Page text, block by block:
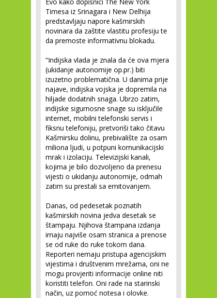
Timesa iz Srinagara i New Delhija
predstavljaju napore kašmirskih
novinara da zaštite vlastitu profesiju te
da premoste informativnu blokadu.
“Indijska vlada je znala da će ova mjera
(ukidanje autonomije op.pr.) biti
izuzetno problematična. U danima prije
najave, indijska vojska je dopremila na
hiljade dodatnih snaga. Ubrzo zatim,
indijske sigurnosne snage su isključile
internet, mobilni telefonski servis i
fiksnu telefoniju, pretvoriši tako čitavu
Kašmirsku dolinu, prebivalište za osam
miliona ljudi, u potpuni komunikacijski
mrak i izolaciju. Televizijski kanali,
kojima je bilo dozvoljeno da prenesu
vijesti o ukidanju autonomije, odmah
zatim su prestali sa emitovanjem.
Danas, od pedesetak poznatih
kašmirskih novina jedva desetak se
štampaju. Njihova štampana izdanja
imaju najviše osam stranica a prenose
se od ruke do ruke tokom dana.
Reporteri nemaju pristupa agencijskim
vijestima i društvenim mrežama, oni ne
mogu provjeriti informacije online niti
koristiti telefon. Oni rade na starinski
način, uz pomoć notesa i olovke.